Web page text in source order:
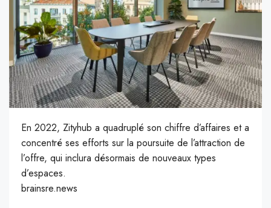
En 2022, Zityhub a quadruplé son chiffre d’affaires et a
concentré ses efforts sur la poursuite de l’attraction de
l’offre, qui inclura désormais de nouveaux types
d’espaces.
brainsre.news